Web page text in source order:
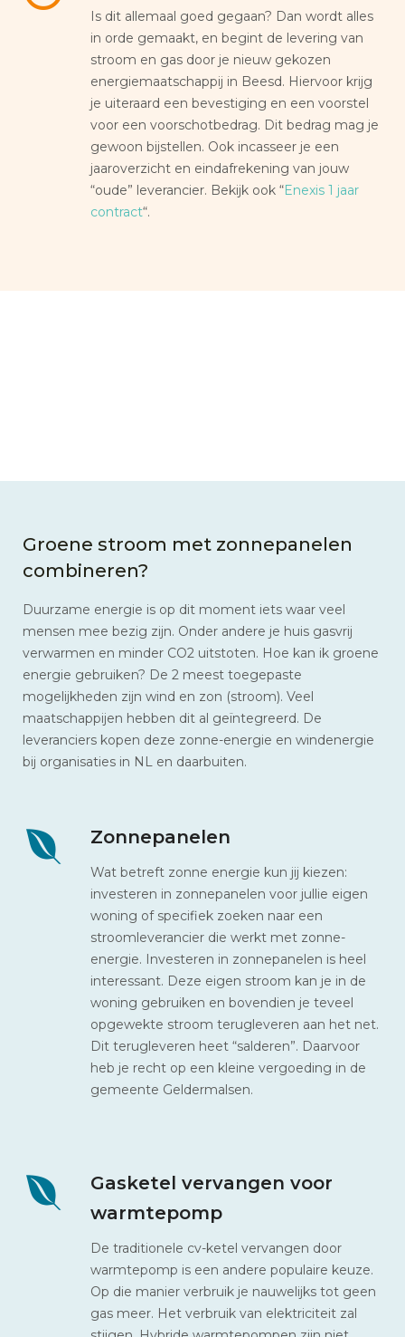
Is dit allemaal goed gegaan? Dan wordt alles
in orde gemaakt, en begint de levering van
stroom en gas door je nieuw gekozen
energiemaatschappij in Beesd. Hiervoor krijg
je uiteraard een bevestiging en een voorstel
voor een voorschotbedrag. Dit bedrag mag je
gewoon bijstellen. Ook incasseer je een
jaaroverzicht en eindafrekening van jouw
“oude” leverancier. Bekijk ook “Enexis 1 jaar
contract“.
Groene stroom met zonnepanelen
combineren?
Duurzame energie is op dit moment iets waar veel
mensen mee bezig zijn. Onder andere je huis gasvrij
verwarmen en minder CO2 uitstoten. Hoe kan ik groene
energie gebruiken? De 2 meest toegepaste
mogelijkheden zijn wind en zon (stroom). Veel
maatschappijen hebben dit al geïntegreerd. De
leveranciers kopen deze zonne-energie en windenergie
bij organisaties in NL en daarbuiten.
Zonnepanelen
Wat betreft zonne energie kun jij kiezen:
investeren in zonnepanelen voor jullie eigen
woning of specifiek zoeken naar een
stroomleverancier die werkt met zonne-
energie. Investeren in zonnepanelen is heel
interessant. Deze eigen stroom kan je in de
woning gebruiken en bovendien je teveel
opgewekte stroom terugleveren aan het net.
Dit terugleveren heet “salderen”. Daarvoor
heb je recht op een kleine vergoeding in de
gemeente Geldermalsen.
Gasketel vervangen voor
warmtepomp
De traditionele cv-ketel vervangen door
warmtepomp is een andere populaire keuze.
Op die manier verbruik je nauwelijks tot geen
gas meer. Het verbruik van elektriciteit zal